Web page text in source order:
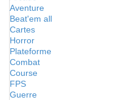
Aventure
Beat'em all
Cartes
Horror
Plateforme
Combat
Course
FPS
Guerre